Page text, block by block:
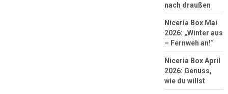
nach draußen
Niceria Box Mai
2026: „Winter aus
– Fernweh an!“
Niceria Box April
2026: Genuss,
wie du willst